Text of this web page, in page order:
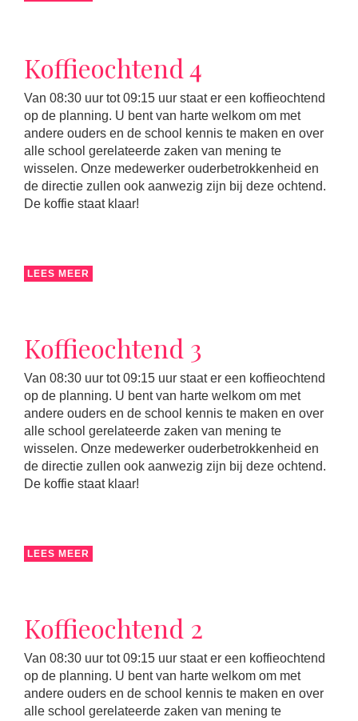
Koffieochtend 4
Van 08:30 uur tot 09:15 uur staat er een koffieochtend
op de planning. U bent van harte welkom om met
andere ouders en de school kennis te maken en over
alle school gerelateerde zaken van mening te
wisselen. Onze medewerker ouderbetrokkenheid en
de directie zullen ook aanwezig zijn bij deze ochtend.
De koffie staat klaar!
LEES MEER
Koffieochtend 3
Van 08:30 uur tot 09:15 uur staat er een koffieochtend
op de planning. U bent van harte welkom om met
andere ouders en de school kennis te maken en over
alle school gerelateerde zaken van mening te
wisselen. Onze medewerker ouderbetrokkenheid en
de directie zullen ook aanwezig zijn bij deze ochtend.
De koffie staat klaar!
LEES MEER
Koffieochtend 2
Van 08:30 uur tot 09:15 uur staat er een koffieochtend
op de planning. U bent van harte welkom om met
andere ouders en de school kennis te maken en over
alle school gerelateerde zaken van mening te